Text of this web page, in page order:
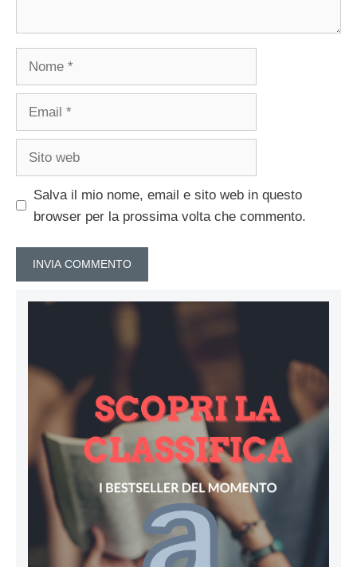
Salva il mio nome, email e sito web in questo
browser per la prossima volta che commento.